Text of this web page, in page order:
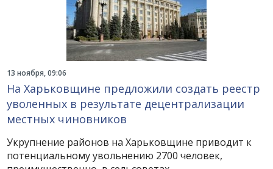
13 ноября, 09:06
На Харьковщине предложили создать реестр
уволенных в результате децентрализации
местных чиновников
Укрупнение районов на Харьковщине приводит к
потенциальному увольнению 2700 человек,